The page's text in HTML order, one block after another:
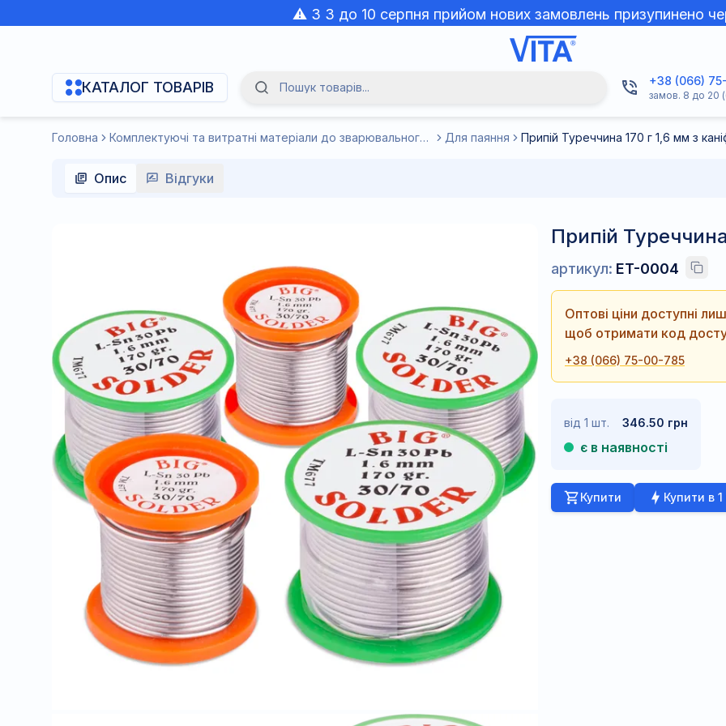
⚠️ З 3 до 10 серпня прийом нових замовлень призупинено
КАТАЛОГ ТОВАРІВ
Navigation Menu
Пошук товарів... +38 (066)
замов. 8 до 20
Головна Комплектуючі та витратні матеріали до зварювального обладнання Для паяння Припій Туреччина 170 г 1,6 мм з
Опис Відгуки
Припій
артикул: ET-0004
Оптові ціни доступні
щоб отримати код
+38 (066) 75-00-785
від 1 шт. 346.50 грн
є в наявності
Купити Купити в 1